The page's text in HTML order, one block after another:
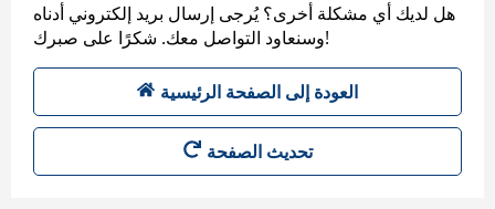
هل لديك أي مشكلة أخرى؟ يُرجى إرسال بريد إلكتروني أدناه
وسنعاود التواصل معك. شكرًا على صبرك!
العودة إلى الصفحة الرئيسية
تحديث الصفحة